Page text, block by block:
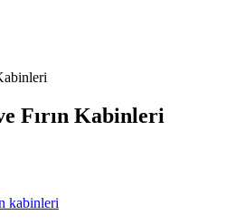
Fırın Kabinleri
kabinleri